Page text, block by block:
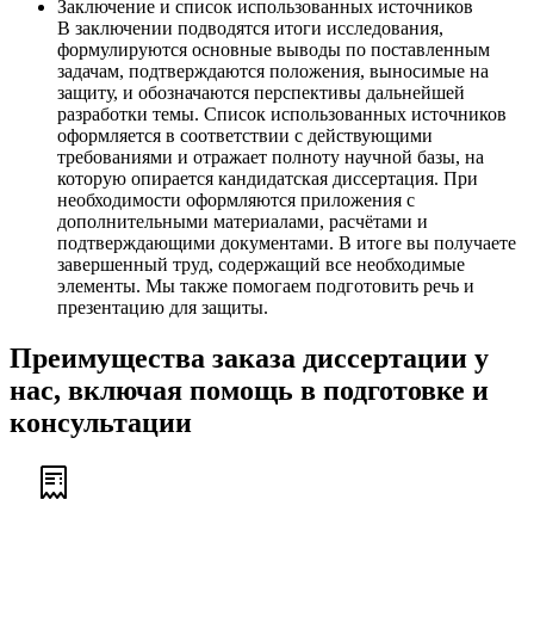
Заключение и список использованных источников
В заключении подводятся итоги исследования,
формулируются основные выводы по поставленным
задачам, подтверждаются положения, выносимые на
защиту, и обозначаются перспективы дальнейшей
разработки темы. Список использованных источников
оформляется в соответствии с действующими
требованиями и отражает полноту научной базы, на
которую опирается кандидатская диссертация. При
необходимости оформляются приложения с
дополнительными материалами, расчётами и
подтверждающими документами. В итоге вы получаете
завершенный труд, содержащий все необходимые
элементы. Мы также помогаем подготовить речь и
презентацию для защиты.
Преимущества заказа диссертации у
нас, включая помощь в подготовке и
консультации